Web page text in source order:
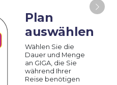
Plan
auswählen
Wählen Sie die
Dauer und Menge
an GIGA, die Sie
während Ihrer
Reise benötigen